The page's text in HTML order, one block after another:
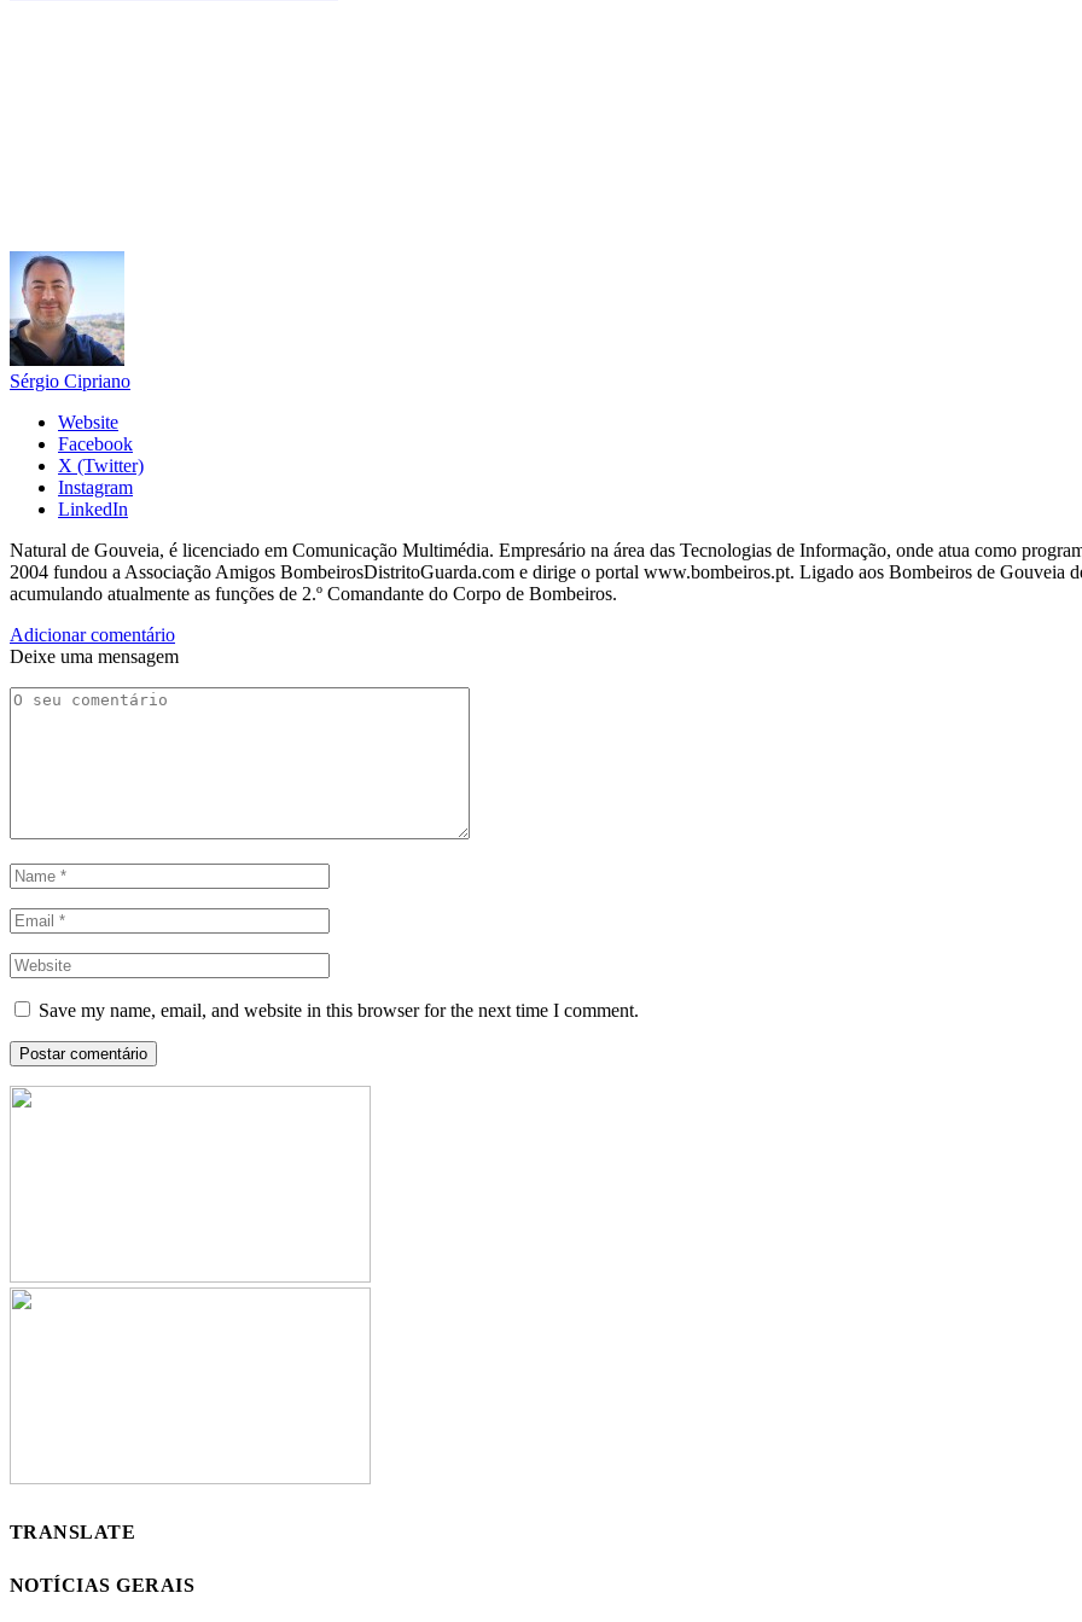
Sérgio Cipriano
Website
Facebook
X (Twitter)
Instagram
LinkedIn
Natural de Gouveia, é licenciado em Comunicação Multimédia. Empresário na área das Tecnologias de Informação, onde atua como
2004 fundou a Associação Amigos BombeirosDistritoGuarda.com e dirige o portal www.bombeiros.pt. Ligado aos Bombeiros de Gouveia
acumulando atualmente as funções de 2.º Comandante do Corpo de Bombeiros.
Adicionar comentário
Deixe uma mensagem
Save my name, email, and website in this browser for the next time I comment.
TRANSLATE
NOTÍCIAS GERAIS